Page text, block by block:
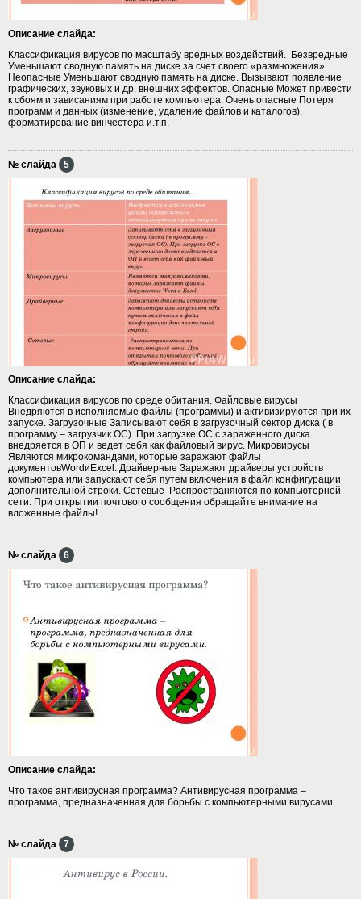
Описание слайда:
Классификация вирусов по масштабу вредных воздействий. Безвредные
Уменьшают сводную память на диске за счет своего «размножения».
Неопасные Уменьшают сводную память на диске. Вызывают появление
графических, звуковых и др. внешних эффектов. Опасные Может привести
к сбоям и зависаниям при работе компьютера. Очень опасные Потеря
программ и данных (изменение, удаление файлов и каталогов),
форматирование винчестера и.т.п.
№ слайда 5
Описание слайда:
Классификация вирусов по среде обитания. Файловые вирусы
Внедряются в исполняемые файлы (программы) и активизируются при их
запуске. Загрузочные Записывают себя в загрузочный сектор диска ( в
программу – загрузчик ОС). При загрузке ОС с зараженного диска
внедряется в ОП и ведет себя как файловый вирус. Микровирусы
Являются микрокомандами, которые заражают файлы
документовWordиExcel. Драйверные Заражают драйверы устройств
компьютера или запускают себя путем включения в файл конфигурации
дополнительной строки. Сетевые Распространяются по компьютерной
сети. При открытии почтового сообщения обращайте внимание на
вложенные файлы!
№ слайда 6
Описание слайда:
Что такое антивирусная программа? Антивирусная программа –
программа, предназначенная для борьбы с компьютерными вирусами.
№ слайда 7